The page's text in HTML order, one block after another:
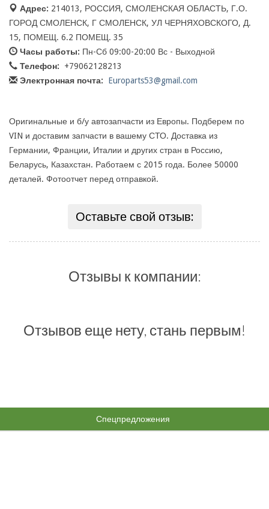
Адрес: 214013, РОССИЯ, СМОЛЕНСКАЯ ОБЛАСТЬ, Г.О.
ГОРОД СМОЛЕНСК, Г СМОЛЕНСК, УЛ ЧЕРНЯХОВСКОГО, Д.
15, ПОМЕЩ. 6.2 ПОМЕЩ. 35
Часы работы: Пн-Сб 09:00-20:00 Вс - Выходной
Телефон:
+79062128213
Электронная почта:
Europarts53@gmail.com
Оригинальные и б/у автозапчасти из Европы. Подберем по
VIN и доставим запчасти в вашему СТО. Доставка из
Германии, Франции, Италии и других стран в Россию,
Беларусь, Казахстан. Работаем с 2015 года. Более 50000
деталей. Фотоотчет перед отправкой.
Оставьте свой отзыв:
Отзывы к компании:
Отзывов еще нету, стань первым!
Спецпредложения